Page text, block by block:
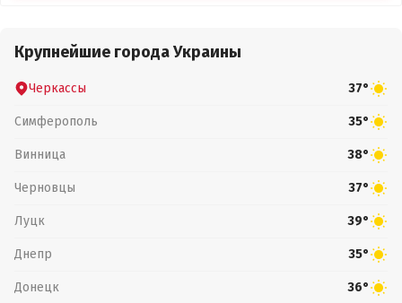
Крупнейшие города Украины
Черкассы 37°
Симферополь 35°
Винница 38°
Черновцы 37°
Луцк 39°
Днепр 35°
Донецк 36°